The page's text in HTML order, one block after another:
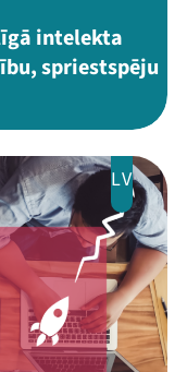
intelekta
spriestspēju
LV